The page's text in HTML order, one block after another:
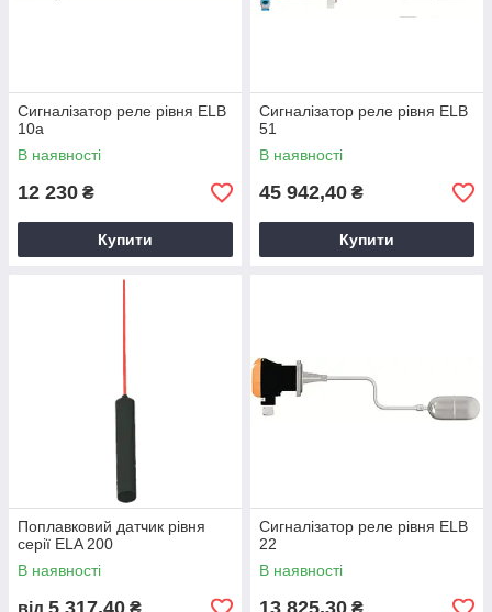
Сигналізатор реле рівня ELB
10a
В наявності
12 230 ₴
Купити
Сигналізатор реле рівня ELB
51
В наявності
45 942,40 ₴
Купити
Поплавковий датчик рівня
серії ELA 200
В наявності
від 5 317,40 ₴
Сигналізатор реле рівня ELB
22
В наявності
13 825,30 ₴